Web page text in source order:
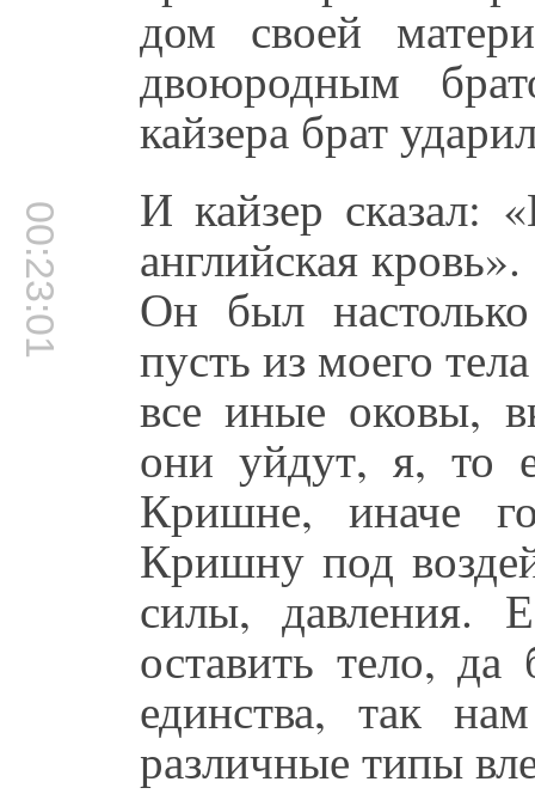
дом своей
двоюродным
кайзера брат
00:23:01 И кайзер сказал:
английская
Он был
пусть из моего
все иные оковы,
они уйдут, я, то
Кришне, иначе
Кришну под
силы, давления.
оставить тело,
единства, так
различные типы